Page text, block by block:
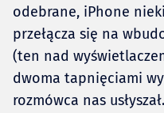
odebrane, iPhone
przełącza się na
(ten nad
dwoma tapnięciami
rozmówca nas